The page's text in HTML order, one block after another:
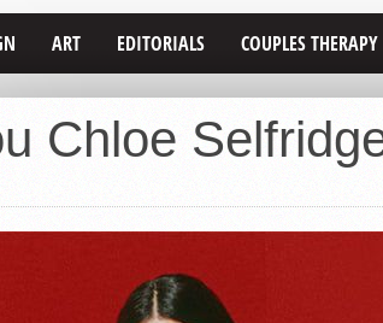
ART EDITORIALS COUPLES THERAPY
Chloe